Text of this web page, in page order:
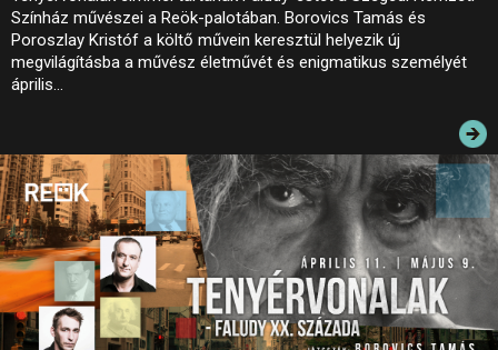
INFORMÁCIÓK
KONFERENCIA
PALOTASÉTÁK ÉS VEZETÉSEK
KÖZÉRDEKŰ ADATOK
Színház művészei a Reök-palotában. Borovics Tamás és
Poroszlay Kristóf a költő művein keresztül helyezik új
megvilágításba a művész életművét és enigmatikus személyét
április…